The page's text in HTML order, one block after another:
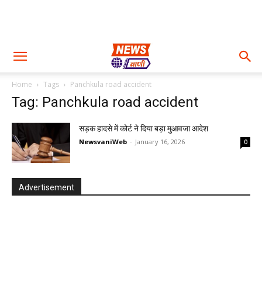
Home Tags Panchkula road accident
Tag: Panchkula road accident
सड़क हादसे में कोर्ट ने दिया बड़ा मुआवजा आदेश
NewsvaniWeb - January 16, 2026 0
Advertisement